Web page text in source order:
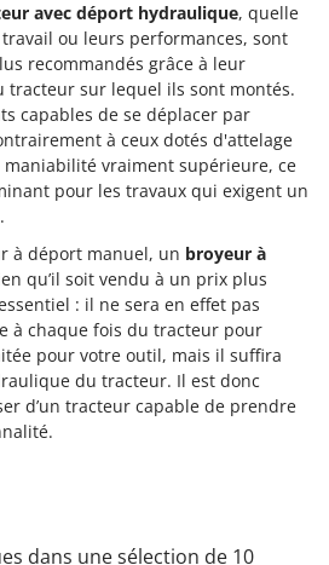
avec déport hydraulique, quelle
ou leurs performances, sont
recommandés grâce à leur
tracteur sur lequel ils sont montés.
capables de se déplacer par
à ceux dotés d'attelage
vraiment supérieure, ce
pour les travaux qui exigent un
à déport manuel, un broyeur à
qu’il soit vendu à un prix plus
: il ne sera en effet pas
à chaque fois du tracteur pour
pour votre outil, mais il suffira
du tracteur. Il est donc
d’un tracteur capable de prendre
dans une sélection de 10